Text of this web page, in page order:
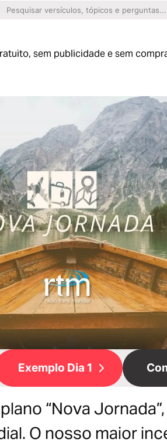
sem publicidade e sem
Exemplo Dia 1
“Nova
O nosso maior